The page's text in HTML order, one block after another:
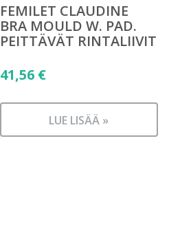
FEMILET CLAUDINE
BRA MOULD W. PAD.
PEITTÄVÄT RINTALIIVIT
41,56 €
LUE LISÄÄ »